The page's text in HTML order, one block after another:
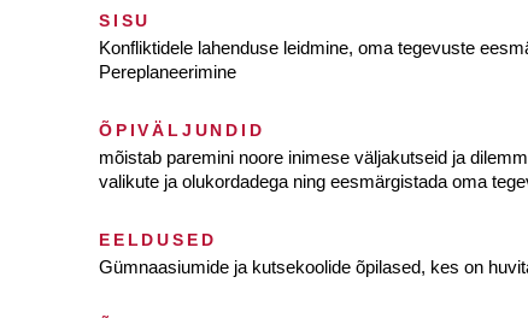
SISU
Konfliktidele lahenduse leidmine, oma tegevuste
Pereplaneerimine
ÕPIVÄLJUNDID
mõistab paremini noore inimese väljakutseid ja
valikute ja olukordadega ning eesmärgistada oma
EELDUSED
Gümnaasiumide ja kutsekoolide õpilased, kes on